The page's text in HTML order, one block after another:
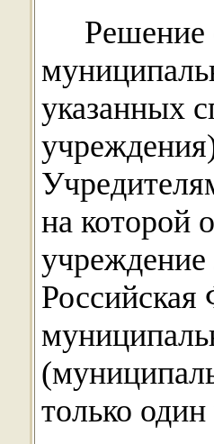
Решение
указанных
на которой
учреждение
Российская
только